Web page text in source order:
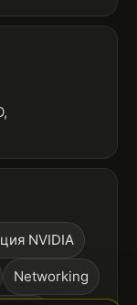
NVIDIA
Networking